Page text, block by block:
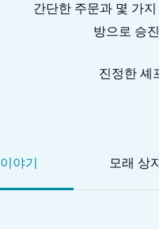
간단한 주문과 몇 가
방으로 승
진정한 셰
이야기 모래 상